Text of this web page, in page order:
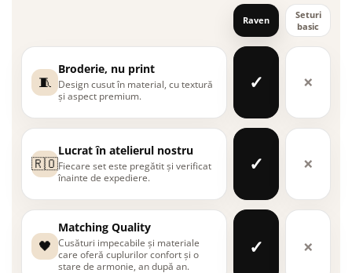
Raven
Seturi
basic
🧵
Broderie, nu print
Design cusut în material, cu textură
și aspect premium.
✓ ×
🇷🇴
Lucrat în atelierul nostru
Fiecare set este pregătit și verificat
înainte de expediere.
✓ ×
🖤
Matching Quality
Cusături impecabile și materiale
care oferă cuplurilor confort și o
stare de armonie, an după an.
✓ ×